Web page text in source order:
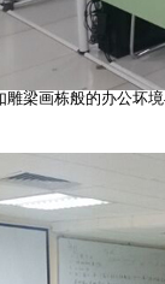
雕梁画栋般的办公坏